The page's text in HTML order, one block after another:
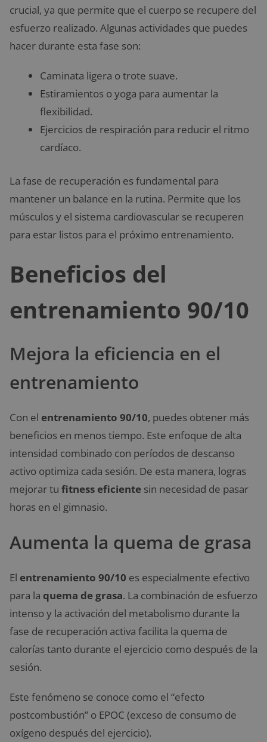
crucial, ya que permite que el cuerpo se recupere del
esfuerzo realizado. Algunas actividades que puedes
hacer durante esta fase son:
Caminata ligera o trote suave.
Estiramientos o yoga para aumentar la
flexibilidad.
Ejercicios de respiración para reducir el ritmo
cardíaco.
La fase de recuperación es fundamental para
mantener un balance en la rutina. Permite que los
músculos y el sistema cardiovascular se recuperen
para estar listos para el próximo entrenamiento.
Beneficios del
entrenamiento 90/10
Mejora la eficiencia en el
entrenamiento
Con el entrenamiento 90/10, puedes obtener más
beneficios en menos tiempo. Este enfoque de alta
intensidad combinado con períodos de descanso
activo optimiza cada sesión. De esta manera, logras
mejorar tu fitness eficiente sin necesidad de pasar
horas en el gimnasio.
Aumenta la quema de grasa
El entrenamiento 90/10 es especialmente efectivo
para la quema de grasa. La combinación de esfuerzo
intenso y la activación del metabolismo durante la
fase de recuperación activa facilita la quema de
calorías tanto durante el ejercicio como después de la
sesión.
Este fenómeno se conoce como el “efecto
postcombustión” o EPOC (exceso de consumo de
oxígeno después del ejercicio).